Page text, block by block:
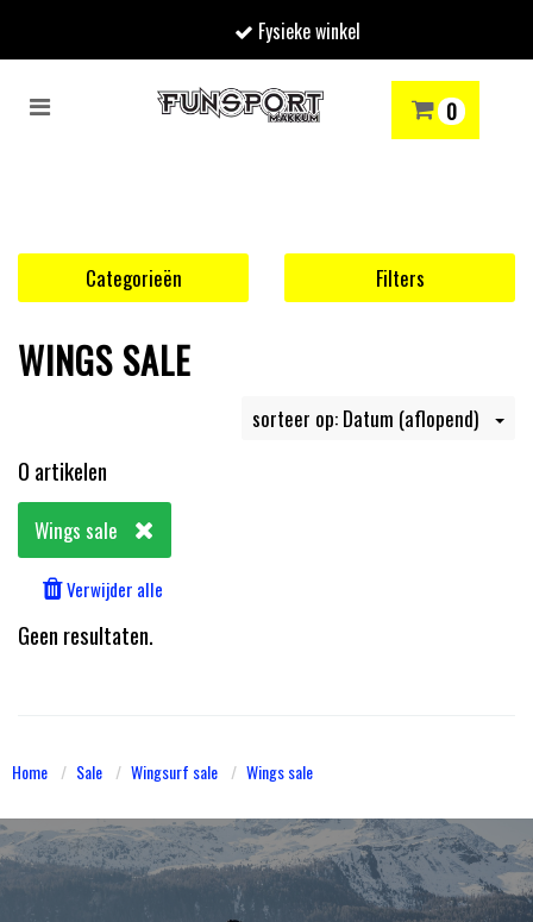
Fysieke winkel
Toggle
0
Uw winkelwagen is leeg.
SKIËN WINTERSPORTSHOP
Categorieën Filters
WINGS SALE
sorteer op: Datum (aflopend)
0 artikelen
Wings sale
Verwijder alle
Geen resultaten.
Home Sale Wingsurf sale Wings sale